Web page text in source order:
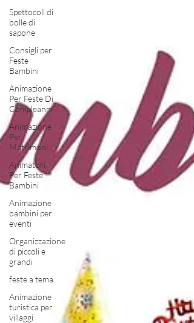
Spettocoli di
bolle di
sapone
Consigli per
Feste
Bambini
Animazione
Per Feste Di
Compleanni
Animazione
Per
Matrimoni
Animatori
Per Feste
Bambini
Animazione
bambini per
eventi
Organizzazione
di piccoli e
grandi
feste a tema
Animazione
turistica per
villaggi